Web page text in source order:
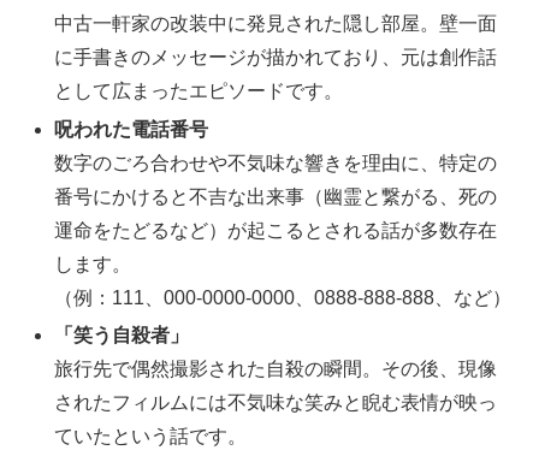
中古一軒家の改装中に発見された隠し部屋。壁一面
に手書きのメッセージが描かれており、元は創作話
として広まったエピソードです。
呪われた電話番号
数字のごろ合わせや不気味な響きを理由に、特定の
番号にかけると不吉な出来事（幽霊と繋がる、死の
運命をたどるなど）が起こるとされる話が多数存在
します。
（例：111、000-0000-0000、0888-888-888、など）
「笑う自殺者」
旅行先で偶然撮影された自殺の瞬間。その後、現像
されたフィルムには不気味な笑みと睨む表情が映っ
ていたという話です。